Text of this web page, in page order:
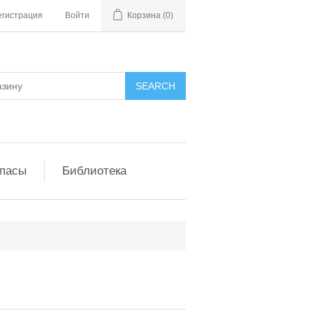
Войти Корзина (0)
Библиотека